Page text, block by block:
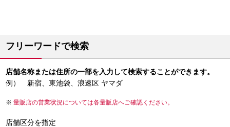
フリーワードで検索
店舗名称または住所の一部を入力して検索することができます。
例） 新宿、東池袋、浪速区 ヤマダ
量販店の営業状況については各量販店へご確認ください。
店舗区分を指定